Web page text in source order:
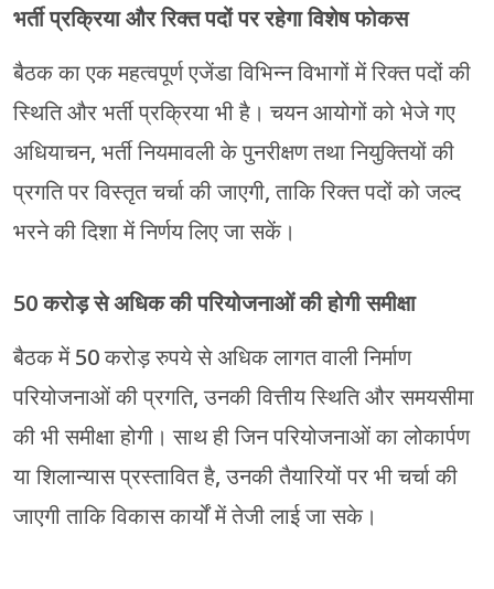
भर्ती प्रक्रिया और रिक्त पदों पर रहेगा विशेष फोकस
बैठक का एक महत्वपूर्ण एजेंडा विभिन्न विभागों में रिक्त पदों की
स्थिति और भर्ती प्रक्रिया भी है। चयन आयोगों को भेजे गए
अधियाचन, भर्ती नियमावली के पुनरीक्षण तथा नियुक्तियों की
प्रगति पर विस्तृत चर्चा की जाएगी, ताकि रिक्त पदों को जल्द
भरने की दिशा में निर्णय लिए जा सकें।
50 करोड़ से अधिक की परियोजनाओं की होगी समीक्षा
बैठक में 50 करोड़ रुपये से अधिक लागत वाली निर्माण
परियोजनाओं की प्रगति, उनकी वित्तीय स्थिति और समयसीमा
की भी समीक्षा होगी। साथ ही जिन परियोजनाओं का लोकार्पण
या शिलान्यास प्रस्तावित है, उनकी तैयारियों पर भी चर्चा की
जाएगी ताकि विकास कार्यों में तेजी लाई जा सके।